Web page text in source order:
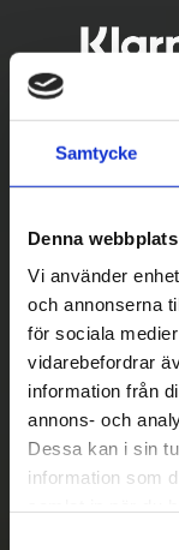
Samtycke
Denna
Vi använder
och annonserna
för sociala
vidarebefordrar
information från
annons- och
Dessa kan i sin
information som